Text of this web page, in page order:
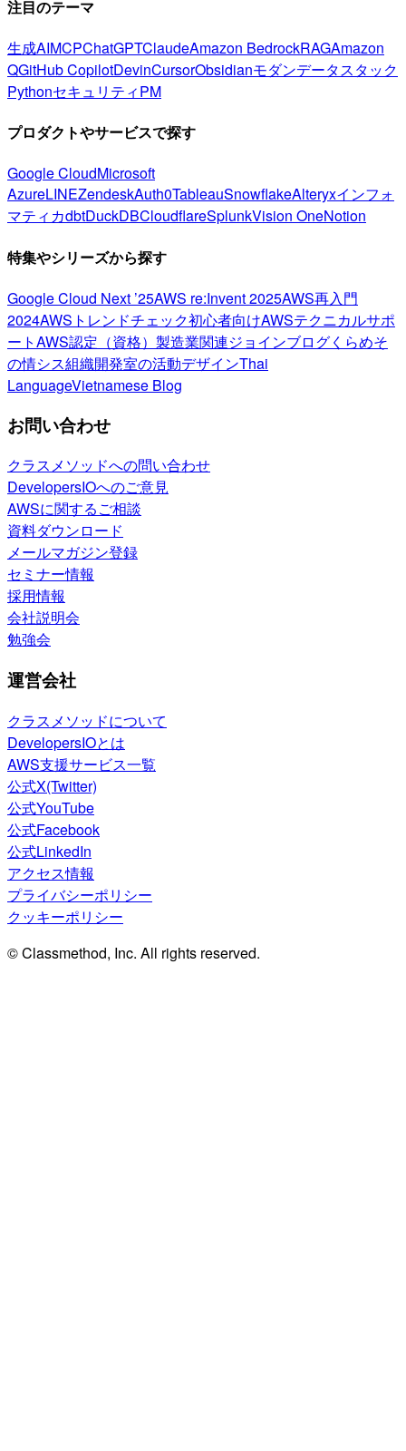
注目のテーマ
生成AIMCPChatGPTClaudeAmazon BedrockRAGAmazon
QGitHub CopilotDevinCursorObsidianモダンデータスタック
PythonセキュリティPM
プロダクトやサービスで探す
Google CloudMicrosoft
AzureLINEZendeskAuth0TableauSnowflakeAlteryxインフォ
マティカdbtDuckDBCloudflareSplunkVision OneNotion
特集やシリーズから探す
Google Cloud Next ’25AWS re:Invent 2025AWS再入門
2024AWSトレンドチェック初心者向けAWSテクニカルサポ
ートAWS認定（資格） 製造業関連ジョインブログくらめそ
の情シス組織開発室の活動デザインThai
LanguageVietnamese Blog
お問い合わせ
クラスメソッドへの問い合わせ
DevelopersIOへのご意見
AWSに関するご相談
資料ダウンロード
メールマガジン登録
セミナー情報
採用情報
会社説明会
勉強会
運営会社
クラスメソッドについて
DevelopersIOとは
AWS支援サービス一覧
公式X(Twitter)
公式YouTube
公式Facebook
公式LinkedIn
アクセス情報
プライバシーポリシー
クッキーポリシー
© Classmethod, Inc. All rights reserved.